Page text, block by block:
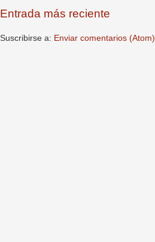
Entrada más reciente
Suscribirse a: Enviar comentarios (Atom)